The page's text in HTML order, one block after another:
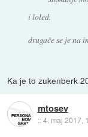
i loled.
drugače se je na
Ka je to zukenberk
mtosev
::4. maj 2017,